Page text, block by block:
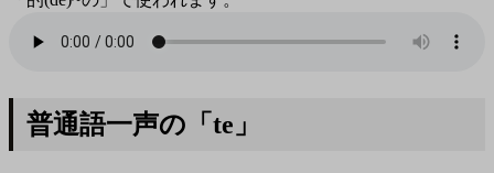
普通語一声の「te」